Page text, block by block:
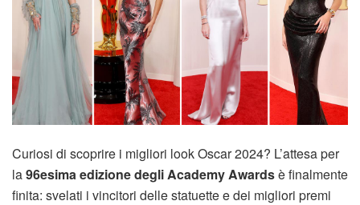
Curiosi di scoprire i migliori look Oscar 2024? L’attesa per
la96esima edizione degli Academy Awardsè finalmente
finita: svelati i vincitori delle statuette e dei migliori premi